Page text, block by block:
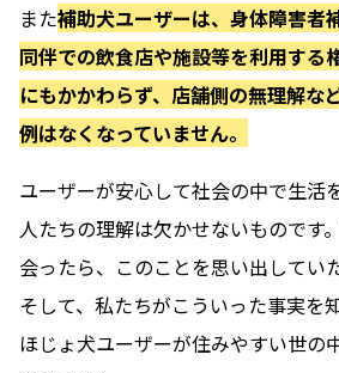
また補助犬ユーザーは、身体障害者
同伴での飲食店や施設等を利用する
にもかかわらず、店舗側の無理解な
例はなくなっていません。
ユーザーが安心して社会の中で生活
人たちの理解は欠かせないものです。
会ったら、このことを思い出してい
そして、私たちがこういった事実を
ほじょ犬ユーザーが住みやすい世の